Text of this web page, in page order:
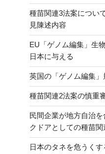
種苗関連3法案につい
見陳述内容
EU「ゲノム編集」生
日本に与える
英国の「ゲノム編集
種苗関連2法案の慎重
民間企業が地方自治
クドアとしての種苗関
日本のタネを危うく